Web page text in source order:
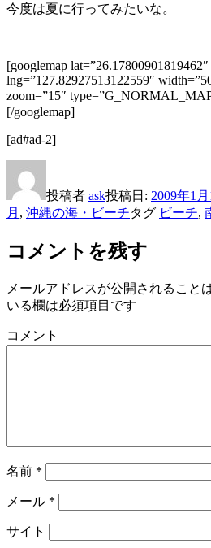
今度は夏に行ってみたいな。
[googlemap lat=”26.17800901819462″
lng=”127.82927513122559″
zoom=”15″
[/googlemap]
[ad#ad-2]
投稿者 ask投稿日: 2009年1月
月 , 沖縄の海・ビーチタグ ビーチ,
コメントを残す
メールアドレスが公開されること
いる欄は必須項目です
コメント
名前 *
メール *
サイト